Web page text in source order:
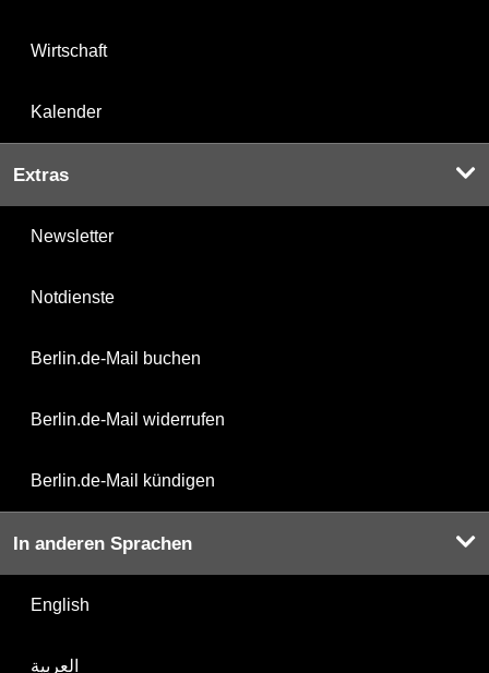
Wirtschaft
Kalender
Extras
Newsletter
Notdienste
Berlin.de-Mail buchen
Berlin.de-Mail widerrufen
Berlin.de-Mail kündigen
In anderen Sprachen
English
العربية